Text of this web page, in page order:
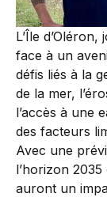
L’Île
face à un
défis liés à la
de la mer,
l’accès à une
des facteurs
Avec une
l’horizon 2035
auront un